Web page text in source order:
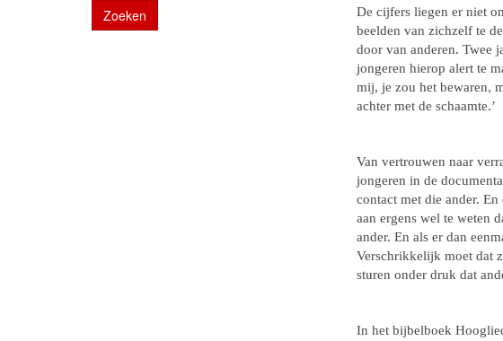
De cijfers liegen er niet
beelden van zichzelf te
door van anderen. Twee
jongeren hierop alert te
mij, je zou het bewaren,
achter met de schaamte.’
Van vertrouwen naar
jongeren in de
contact met die ander.
aan ergens wel te weten
ander. En als er dan
Verschrikkelijk moet dat
sturen onder druk dat
In het bijbelboek
Zoeken